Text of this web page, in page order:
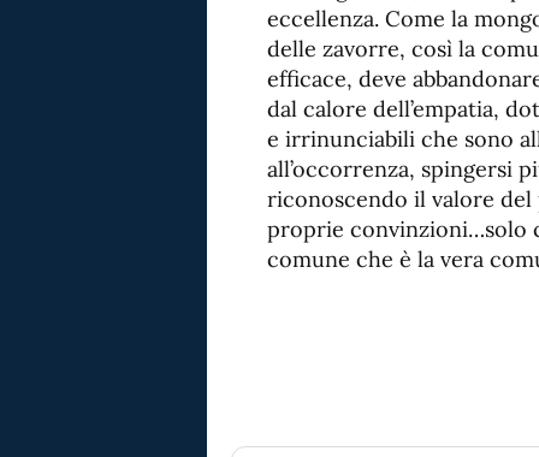
eccellenza. Come la
delle zavorre, così la
efficace, deve
dal calore dell’empatia,
e irrinunciabili che sono
all’occorrenza, spingersi
riconoscendo il valore
proprie convinzioni…solo
comune che è la vera